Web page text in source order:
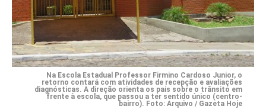
Na Escola Estadual Professor Firmino Cardoso Junior, o
retorno contará com atividades de recepção e avaliações
diagnósticas. A direção orienta os pais sobre o trânsito em
frente à escola, que passou a ter sentido único (centro-
bairro). Foto: Arquivo / Gazeta Hoje